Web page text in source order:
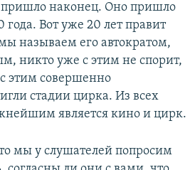
наконец. Оно пришло
года. Вот уже 20 лет правит
называем его автократом,
никто уже с этим не спорит,
этим совершенно
стадии цирка. Из всех
является кино и цирк.
мы у слушателей попросим